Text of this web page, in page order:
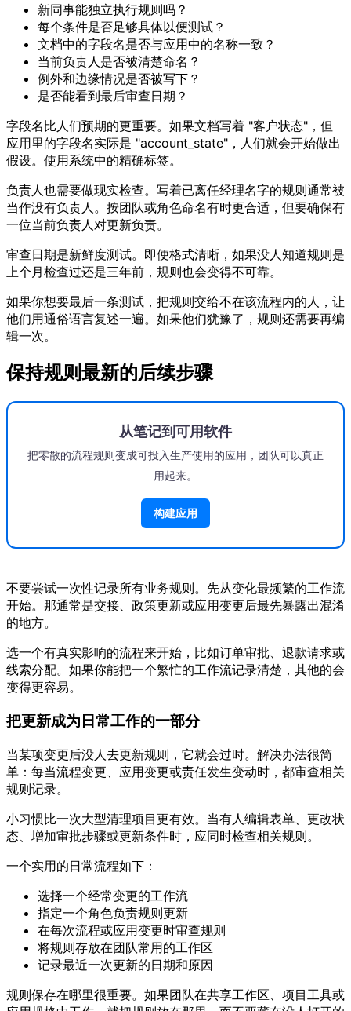
新同事能独立执行规则吗？
每个条件是否足够具体以便测试？
文档中的字段名是否与应用中的名称一致？
当前负责人是否被清楚命名？
例外和边缘情况是否被写下？
是否能看到最后审查日期？
字段名比人们预期的更重要。如果文档写着 "客户状态"，但
应用里的字段名实际是 "account_state"，人们就会开始做出
假设。使用系统中的精确标签。
负责人也需要做现实检查。写着已离任经理名字的规则通常被
当作没有负责人。按团队或角色命名有时更合适，但要确保有
一位当前负责人对更新负责。
审查日期是新鲜度测试。即便格式清晰，如果没人知道规则是
上个月检查过还是三年前，规则也会变得不可靠。
如果你想要最后一条测试，把规则交给不在该流程内的人，让
他们用通俗语言复述一遍。如果他们犹豫了，规则还需要再编
辑一次。
保持规则最新的后续步骤
从笔记到可用软件
把零散的流程规则变成可投入生产使用的应用，团队可以真正
用起来。
构建应用
不要尝试一次性记录所有业务规则。先从变化最频繁的工作流
开始。那通常是交接、政策更新或应用变更后最先暴露出混淆
的地方。
选一个有真实影响的流程来开始，比如订单审批、退款请求或
线索分配。如果你能把一个繁忙的工作流记录清楚，其他的会
变得更容易。
把更新成为日常工作的一部分
当某项变更后没人去更新规则，它就会过时。解决办法很简
单：每当流程变更、应用变更或责任发生变动时，都审查相关
规则记录。
小习惯比一次大型清理项目更有效。当有人编辑表单、更改状
态、增加审批步骤或更新条件时，应同时检查相关规则。
一个实用的日常流程如下：
选择一个经常变更的工作流
指定一个角色负责规则更新
在每次流程或应用变更时审查规则
将规则存放在团队常用的工作区
记录最近一次更新的日期和原因
规则保存在哪里很重要。如果团队在共享工作区、项目工具或